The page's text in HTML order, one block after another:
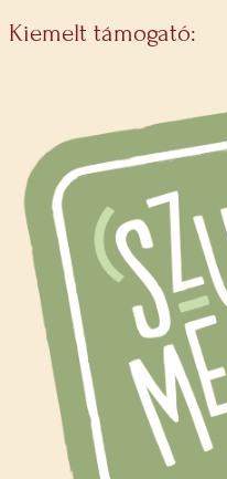
Kiemelt támogató: